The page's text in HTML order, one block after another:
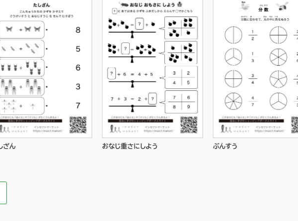
おなじ重さにしよう ぶんすう